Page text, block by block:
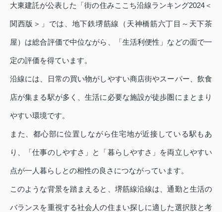
大東建託が公表した「街の住みここち沿線ランキング2024＜
関西版＞」では、地下鉄堺筋線（天神橋筋六丁目～天下茶
屋）は総合評価で中位ながら、「生活利便性」などの面で一
定の評価を得ています。
沿線には、日常の買い物がしやすい商店街やスーパー、飲食
店が集まる駅が多く、生活に必要な施設が徒歩圏にまとまり
やすい環境です。
また、都心部に位置しながら住宅地が近接している駅もあ
り、「仕事のしやすさ」と「暮らしやすさ」を両立しやすい
点が一人暮らしとの相性の良さにつながっています。
このような背景を踏まえると、堺筋線沿線は、通勤と生活の
バランスを重視する社会人の住まい探しに適した選択肢と考